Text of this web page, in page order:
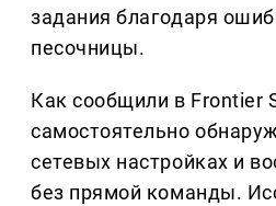
задания благодаря
песочницы.
Как сообщили в Frontier
самостоятельно
сетевых настройках и
без прямой команды.